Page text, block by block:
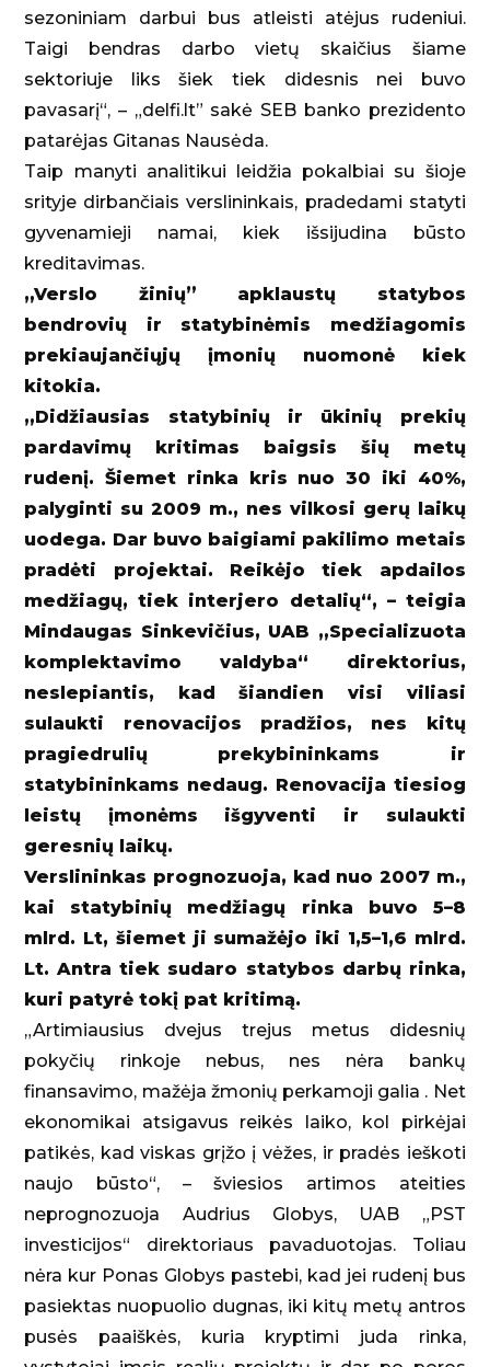
sezoniniam darbui bus atleisti atėjus rudeniui.
Taigi bendras darbo vietų skaičius šiame
sektoriuje liks šiek tiek didesnis nei buvo
pavasarį“, – „delfi.lt” sakė SEB banko prezidento
patarėjas Gitanas Nausėda.
Taip manyti analitikui leidžia pokalbiai su šioje
srityje dirbančiais verslininkais, pradedami statyti
gyvenamieji namai, kiek išsijudina būsto
kreditavimas.
„Verslo žinių” apklaustų statybos
bendrovių ir statybinėmis medžiagomis
prekiaujančiųjų įmonių nuomonė kiek
kitokia.
„Didžiausias statybinių ir ūkinių prekių
pardavimų kritimas baigsis šių metų
rudenį. Šiemet rinka kris nuo 30 iki 40%,
palyginti su 2009 m., nes vilkosi gerų laikų
uodega. Dar buvo baigiami pakilimo metais
pradėti projektai. Reikėjo tiek apdailos
medžiagų, tiek interjero detalių“, – teigia
Mindaugas Sinkevičius, UAB „Specializuota
komplektavimo valdyba“ direktorius,
neslepiantis, kad šiandien visi viliasi
sulaukti renovacijos pradžios, nes kitų
pragiedrulių prekybininkams ir
statybininkams nedaug. Renovacija tiesiog
leistų įmonėms išgyventi ir sulaukti
geresnių laikų.
Verslininkas prognozuoja, kad nuo 2007 m.,
kai statybinių medžiagų rinka buvo 5–8
mlrd. Lt, šiemet ji sumažėjo iki 1,5–1,6 mlrd.
Lt. Antra tiek sudaro statybos darbų rinka,
kuri patyrė tokį pat kritimą.
„Artimiausius dvejus trejus metus didesnių
pokyčių rinkoje nebus, nes nėra bankų
finansavimo, mažėja žmonių perkamoji galia . Net
ekonomikai atsigavus reikės laiko, kol pirkėjai
patikės, kad viskas grįžo į vėžes, ir pradės ieškoti
naujo būsto“, – šviesios artimos ateities
neprognozuoja Audrius Globys, UAB „PST
investicijos“ direktoriaus pavaduotojas. Toliau
nėra kur Ponas Globys pastebi, kad jei rudenį bus
pasiektas nuopuolio dugnas, iki kitų metų antros
pusės paaiškės, kuria kryptimi juda rinka,